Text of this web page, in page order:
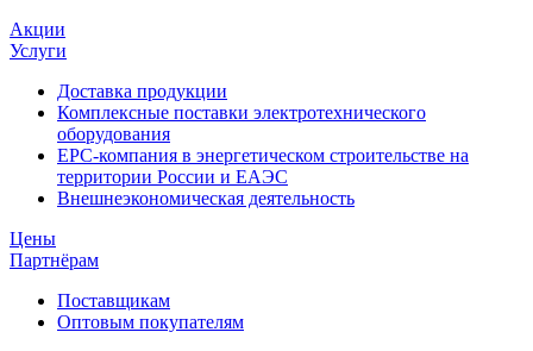
Акции
Услуги
Доставка продукции
Комплексные поставки электротехнического
оборудования
EPC-компания в энергетическом строительстве на
территории России и ЕАЭС
Внешнеэкономическая деятельность
Цены
Партнёрам
Поставщикам
Оптовым покупателям